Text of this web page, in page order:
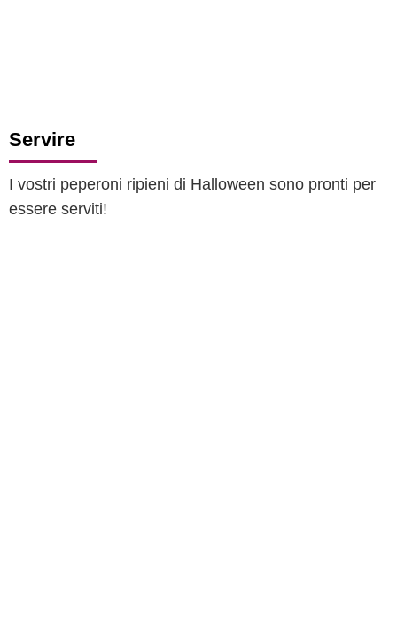
Servire
I vostri peperoni ripieni di Halloween sono pronti per
essere serviti!